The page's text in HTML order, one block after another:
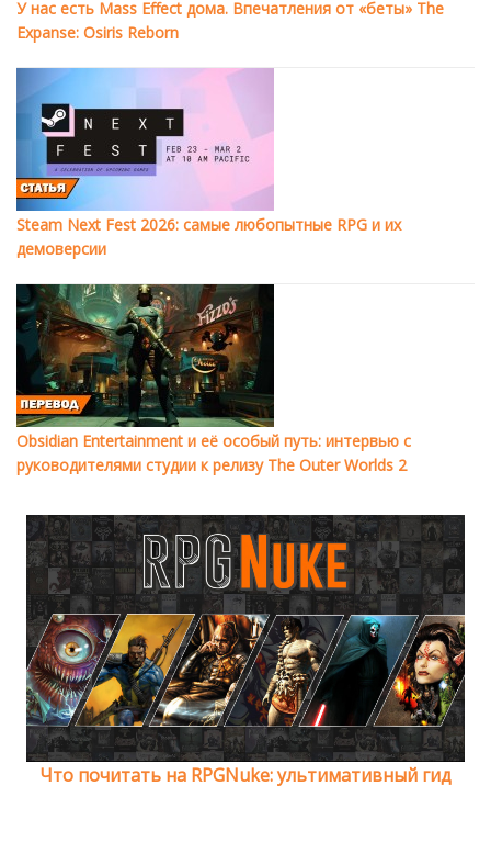
У нас есть Mass Effect дома. Впечатления от «беты» The
Expanse: Osiris Reborn
Steam Next Fest 2026: самые любопытные RPG и их
демоверсии
Obsidian Entertainment и её особый путь: интервью с
руководителями студии к релизу The Outer Worlds 2
Что почитать на RPGNuke: ультимативный гид